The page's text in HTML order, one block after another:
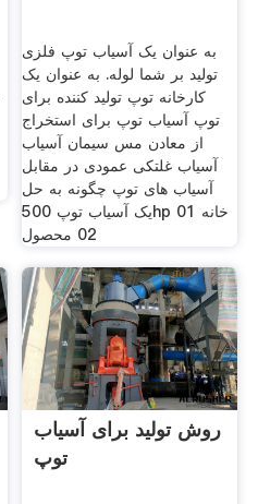
به عنوان یک آسیاب توپ فلزی
تولید بر شما لوله. به عنوان یک
کارخانه توپ تولید کننده برای
توپ آسیاب توپ برای استخراج
از معادن مس سیمان آسیاب
آسیاب غلتکی عمودی در مقابل
آسیاب های توپ چگونه به حل
یک آسیاب توپ 500hp 01 خانه
02 محصول
روش تولید برای آسیاب
توپ